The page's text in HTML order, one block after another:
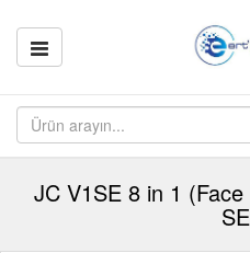
JC V1SE 8 in 1